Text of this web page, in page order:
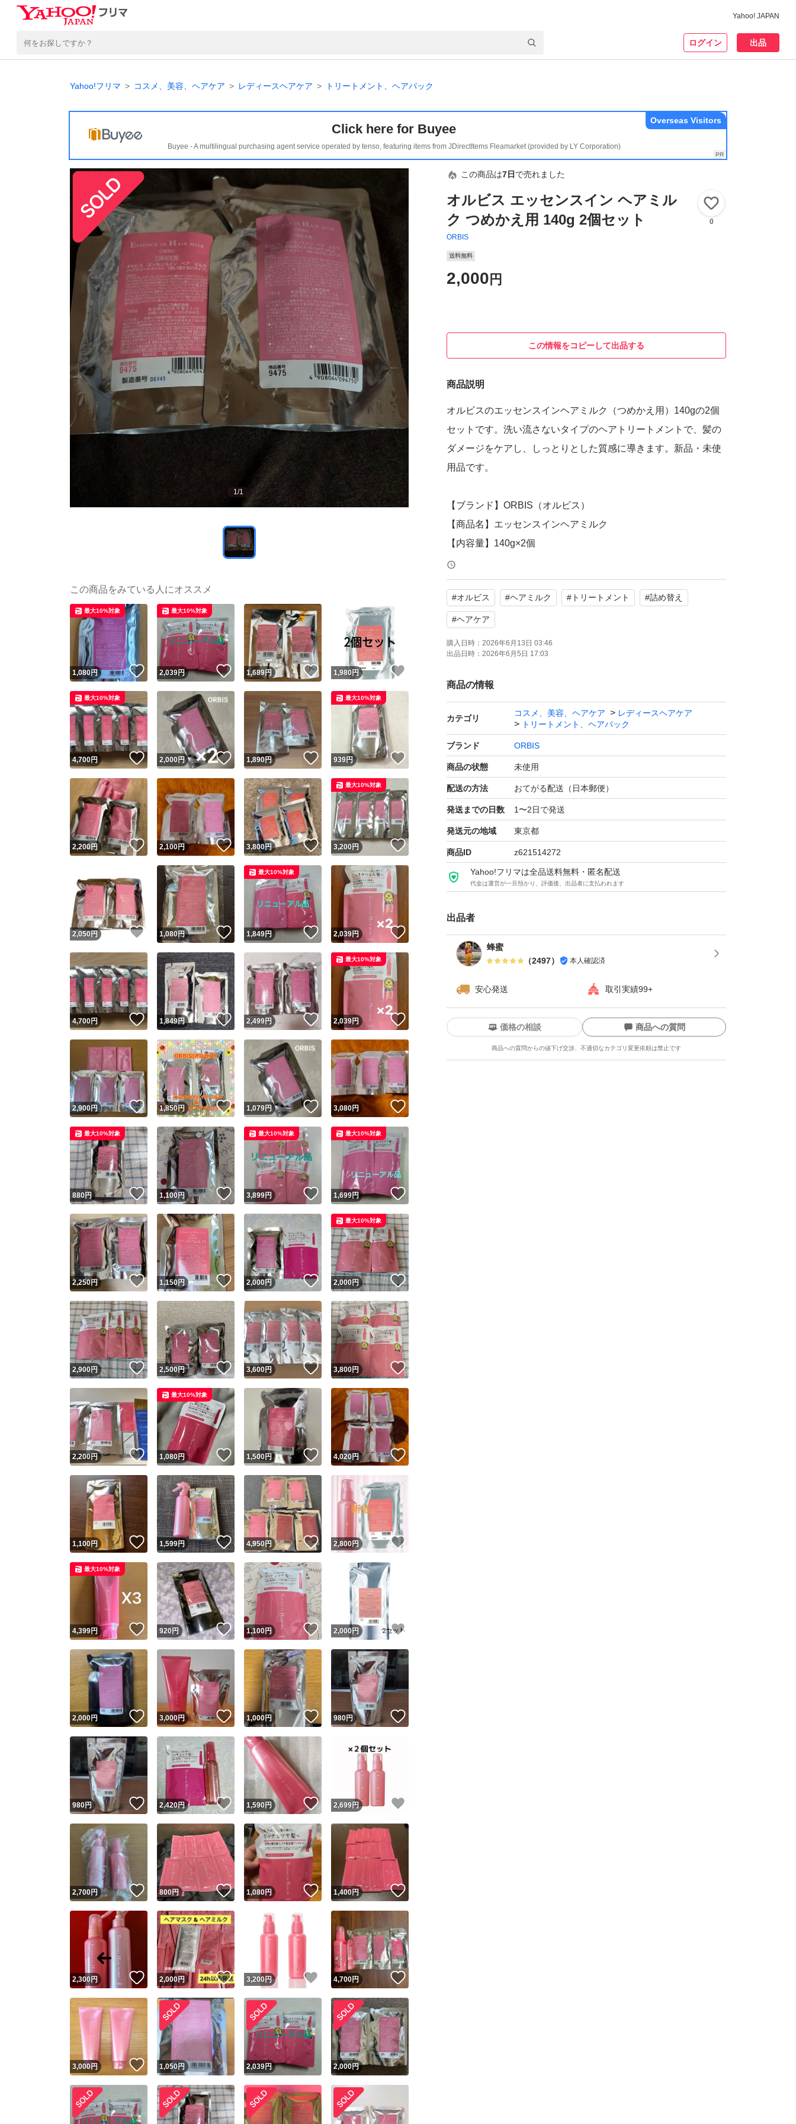
Yahoo! JAPAN
ログイン 出品
Yahoo!フリマ コスメ、美容、ヘアケア レディースヘアケア トリートメント、ヘアパック
Click here for Buyee
Buyee - A multilingual purchasing agent service operated by tenso, featuring items from JDirectItems Fleamarket (provided by LY Corporation)
Overseas Visitors
1/1
この商品は7日 で売れました
オルビス エッセンスイン ヘアミル
ク つめかえ用 140g 2個セット
ORBIS
0
送料無料
2,000 円
この情報をコピーして出品する
商品説明
オルビスのエッセンスインヘアミルク（つめかえ用）140gの2個
セットです。洗い流さないタイプのヘアトリートメントで、髪の
ダメージをケアし、しっとりとした質感に導きます。新品・未使
用品です。
【ブランド】ORBIS（オルビス）
【商品名】エッセンスインヘアミルク
【内容量】140g×2個
【タイプ】洗い流さないトリートメント
【状態】未使用
よろしくお願いいたします。
#オルビス #ヘアミルク # トリートメント #詰め替え
#ヘアケア
購入日時： 2026年6月13日 03:46
出品日時： 2026年6月5日 17:03
商品の情報
カテゴリ
コスメ、美容、ヘアケア
レディースヘアケア
トリートメント、ヘアパック
ブランド ORBIS
商品の状態 未使用
配送の方法 おてがる配送（日本郵便）
発送までの日数 1〜2日で発送
発送元の地域 東京都
商品ID z621514272
Yahoo!フリマは全品送料無料・匿名配送
代金は運営が一旦預かり、評価後、出品者に支払われます
出品者
蜂蜜
（2497） 本人確認済
安心発送 取引実績99+
ユーザーの実績について
Yahoo!フリマが定めた一定の基準を満たしたユーザーにバッジを付与しています
安心取引出品者
安心取引出品者 Yahoo!フリマの基準をクリアした安心・安全なユーザーです
取引実績
取引実績◯+ このユーザーはYahoo!フリマの取引を完了させた実績があります
他フリマ実績◯+ このユーザーは他フリマサービスでの取引実績があります
スピード&安心発送
※このバッジは実績に基づく表示であり、発送を保証しているものではありません
スピード＆安心発送
このユーザーは高頻度で24時間以内＆設定した発送日数内に発送してい
ます
スピード発送 このユーザーは高頻度で24時間以内に発送しています
安心発送 このユーザーは設定した発送日数内に発送しています
価格の相談 商品への質問
商品への質問からの値下げ交渉、不適切なカテゴリ変更依頼は禁止です
この商品の情報をコピーします
商品画像の無断転載は禁止されています
コピーは1商品につき1回です
出品ページへ
キャンセル
この商品をみている人にオススメ
1,080円 いいね！
最大10%対象
2,039円 いいね！
最大10%対象
1,689円 いいね！
1,980円
4,700円 いいね！
最大10%対象
2,000円 いいね！
1,890円 いいね！
939円
最大10%対象
2,200円 いいね！
2,100円 いいね！
3,800円 いいね！
3,200円 いいね！
最大10%対象
2,050 円 いいね！
1,080円 いいね！
1,849円 いいね！
最大10%対象
2,039円
4,700円 いいね！
1,849円 いいね！
2,499円 いいね！
2,039円
最大10%対象
2,900円 いいね！
1,850円 いいね！
1,079円 いいね！
3,080円
880円 いいね！
最大10%対象
1,100円 いいね！
3,899円 いいね！
最大10%対象
1,699円
最大10%対象
2,250円 いいね！
1,150円 いいね！
2,000円 いいね！
2,000円 いいね！
最大10%対象
2,900円 いいね！
2,500円 いいね！
3,600円 いいね！
3,800円 いいね！
2,200円 いいね！
1,080円 いいね！
最大10%対象
1,500円 いいね！
4,020円 いいね！
1,100円 いいね！
1,599円 いいね！
4,950円 いいね！
2,800円
4,399円 いいね！
最大10%対象
920円 いいね！
1,100円 いいね！
2,000円
2,000円 いいね！
3,000円 いいね！
1,000円 いいね！
980円
980円 いいね！
2,420円 いいね！
1,590円 いいね！
2,699円
2,700円 いいね！
800円 いいね！
1,080円 いいね！
1,400円
2,300円 いいね！
2,000円 いいね！
3,200円 いいね！
4,700円
3,000円 いいね！
1,050円 2,039円 2,000円